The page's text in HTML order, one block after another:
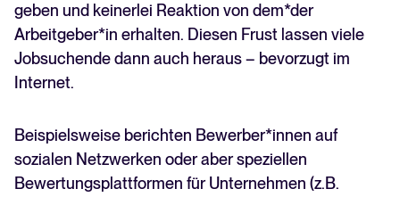
geben und keinerlei Reaktion von dem*der
Arbeitgeber*in erhalten. Diesen Frust lassen viele
Jobsuchende dann auch heraus – bevorzugt im
Internet.
Beispielsweise berichten Bewerber*innen auf
sozialen Netzwerken oder aber speziellen
Bewertungsplattformen für Unternehmen (z.B.